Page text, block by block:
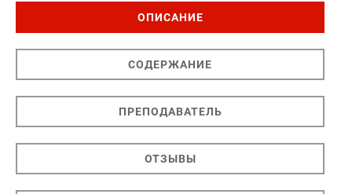
ОПИСАНИЕ
СОДЕРЖАНИЕ
ПРЕПОДАВАТЕЛЬ
ОТЗЫВЫ